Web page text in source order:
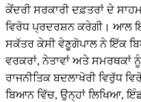
ਕੇਂਦਰੀ ਸਰਕਾਰੀ ਦਫ਼ਤਰਾਂ ਦੇ
ਵਿਰੋਧ ਪ੍ਰਦਰਸ਼ਨ ਕਰੇਗੀ। ਆਲ
ਸਕੱਤਰ ਕੇਸੀ ਵੇਣੂਗੋਪਾਲ ਨੇ ਇੱਕ
ਵਰਕਰਾਂ, ਨੇਤਾਵਾਂ ਅਤੇ ਸਮਰਥਕਾਂ
ਰਾਜਨੀਤਿਕ ਬਦਲਾਖੋਰੀ ਵਿਰੁੱਧ
ਬਿਆਨ ਵਿੱਚ, ਉਨ੍ਹਾਂ ਲਿਖਿਆ,